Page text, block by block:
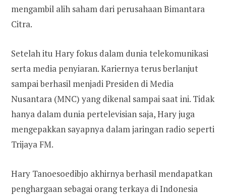
mengambil alih saham dari perusahaan Bimantara
Citra.
Setelah itu Hary fokus dalam dunia telekomunikasi
serta media penyiaran. Kariernya terus berlanjut
sampai berhasil menjadi Presiden di Media
Nusantara (MNC) yang dikenal sampai saat ini. Tidak
hanya dalam dunia pertelevisian saja, Hary juga
mengepakkan sayapnya dalam jaringan radio seperti
Trijaya FM.
Hary Tanoesoedibjo akhirnya berhasil mendapatkan
penghargaan sebagai orang terkaya di Indonesia